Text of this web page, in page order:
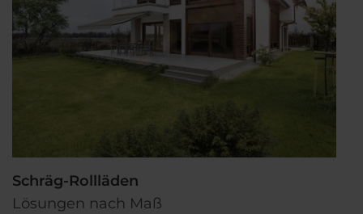
Schräg-Rollläden
Lösungen nach Maß